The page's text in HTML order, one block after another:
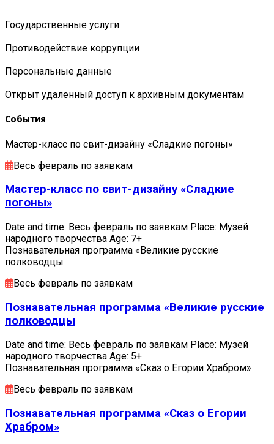
Государственные услуги
Противодействие коррупции
Персональные данные
Открыт удаленный доступ к архивным документам
События
Мастер-класс по свит-дизайну «Сладкие погоны»
Весь февраль по заявкам
Мастер-класс по свит-дизайну «Сладкие
погоны»
Date and time: Весь февраль по заявкам Place: Музей
народного творчества Age: 7+
Познавательная программа «Великие русские
полководцы
Весь февраль по заявкам
Познавательная программа «Великие русские
полководцы
Date and time: Весь февраль по заявкам Place: Музей
народного творчества Age: 5+
Познавательная программа «Сказ о Егории Храбром»
Весь февраль по заявкам
Познавательная программа «Сказ о Егории
Храбром»